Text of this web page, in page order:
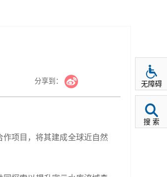
分享到：
项目，将其建成全球近自然
无障碍
搜 索